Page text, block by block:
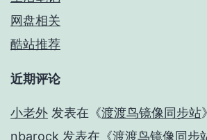
网盘相关
酷站推荐
近期评论
小老外 发表在《渡渡鸟镜像同步站》
nbarock 发表在《渡渡鸟镜像同步